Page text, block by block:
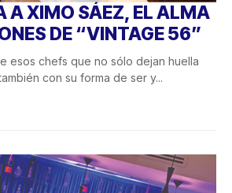
A XIMO SÁEZ, EL ALMA
DE “VINTAGE 56”
esos chefs que no sólo dejan huella
con su forma de ser y...